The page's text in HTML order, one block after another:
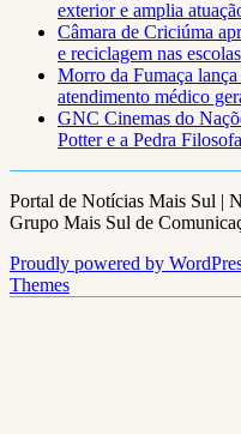
exterior e amplia
Câmara de Criciúma
e reciclagem nas escolas
Morro da Fumaça
atendimento médico
GNC Cinemas do
Potter e a Pedra
Portal de Notícias Mais Sul |
Grupo Mais Sul de
Proudly powered by
Themes